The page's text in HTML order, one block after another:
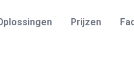
Prijzen